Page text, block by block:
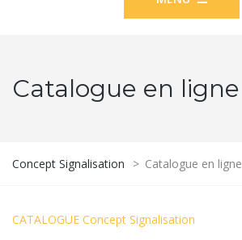
Catalogue en ligne
Concept Signalisation > Catalogue en ligne
CATALOGUE Concept Signalisation